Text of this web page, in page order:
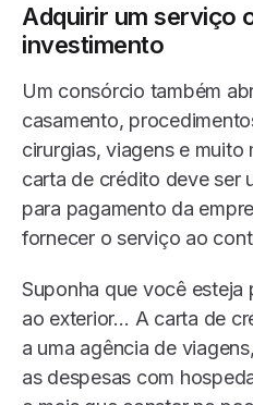
Adquirir um serviço
investimento
Um consórcio também
casamento,
cirurgias, viagens e muito
carta de crédito deve ser
para pagamento da
fornecer o serviço ao
Suponha que você esteja
ao exterior… A carta de
a uma agência de
as despesas com